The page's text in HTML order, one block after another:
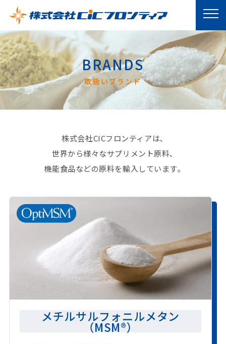
BRANDS
取扱いブランド
株式会社CICフロンティアは､
世界から様々なサプリメント原料､
機能食品などの原料を輸入しています｡
メチルサルフォニルメタン
（MSM®）